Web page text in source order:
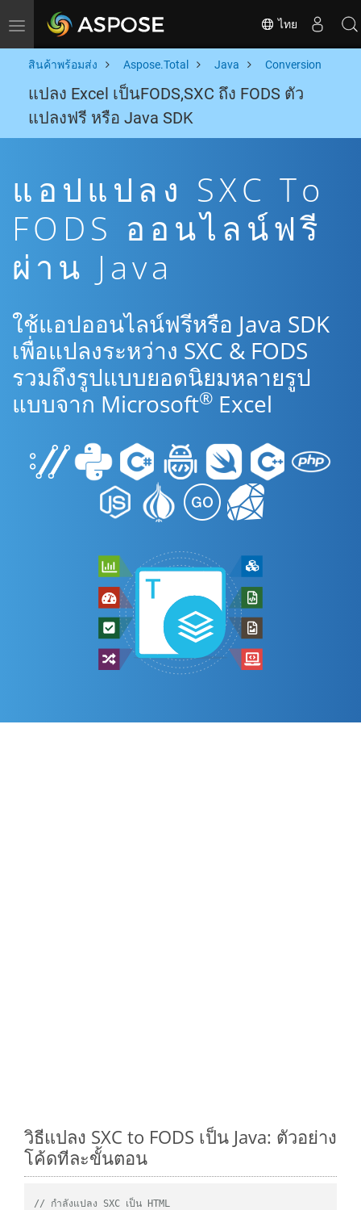
Toggle navigation ไทย
สินค้าพร้อมส่ง Aspose.Total Java Conversion
แปลง Excel เป็นFODS,SXC ถึง FODS ตัว
แปลงฟรี หรือ Java SDK
แอปแปลง SXC To
FODS ออนไลน์ฟรี
ผ่าน Java
ใช้แอปออนไลน์ฟรีหรือ Java SDK
เพื่อแปลงระหว่าง SXC & FODS
รวมถึงรูปแบบยอดนิยมหลายรูป
แบบจาก Microsoft® Excel
วิธีแปลง SXC to FODS เป็น Java: ตัวอย่าง
โค้ดทีละขั้นตอน
// กำลังแปลง SXC เป็น HTML